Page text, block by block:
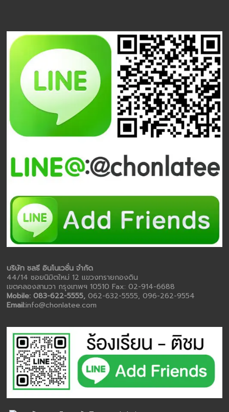
บริษัท ชลธี อินโนเวชั่น จำกัด
44/14 ซอยนิมิตใหม่ 12 แขวงทรายกองดิน
เขตคลองสามวา กรุงเทพฯ 10510 Fax: 02-914-6688
Mobile: 083-622-5555,062-632-5555, 096-262-9554
Email:info@chonlatee.com